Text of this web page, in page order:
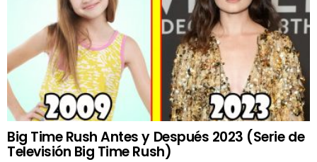
Big Time Rush Antes y Después 2023 (Serie de
Televisión Big Time Rush)